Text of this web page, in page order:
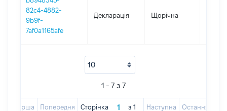
82c4-4882-
9b9f-
7af0a1165afe
Декларація Щорічна
1 - 7 з 7
Перша Попередня Сторінка з 1 Наступна Остання